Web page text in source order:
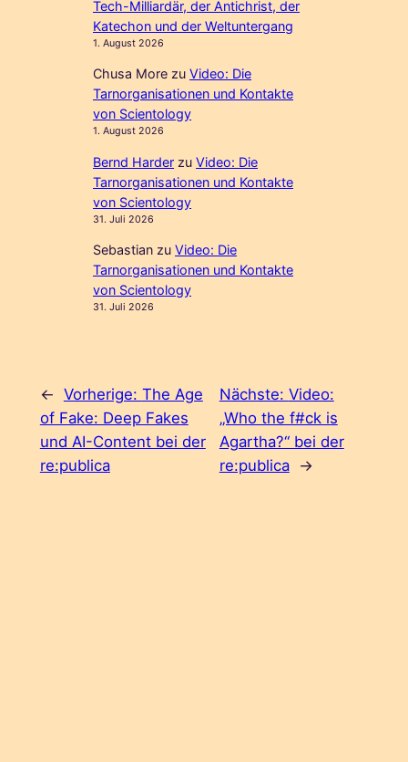
Tech-Milliardär, der Antichrist, der
Katechon und der Weltuntergang
1. August 2026
Chusa More zuVideo: Die
Tarnorganisationen und Kontakte
von Scientology
1. August 2026
Bernd Harder zuVideo: Die
Tarnorganisationen und Kontakte
von Scientology
31. Juli 2026
Sebastian zuVideo: Die
Tarnorganisationen und Kontakte
von Scientology
31. Juli 2026
← Vorherige: The Age
of Fake: Deep Fakes
und AI-Content bei der
re:publica
Nächste: Video:
„Who the f#ck is
Agartha?“ bei der
re:publica
→